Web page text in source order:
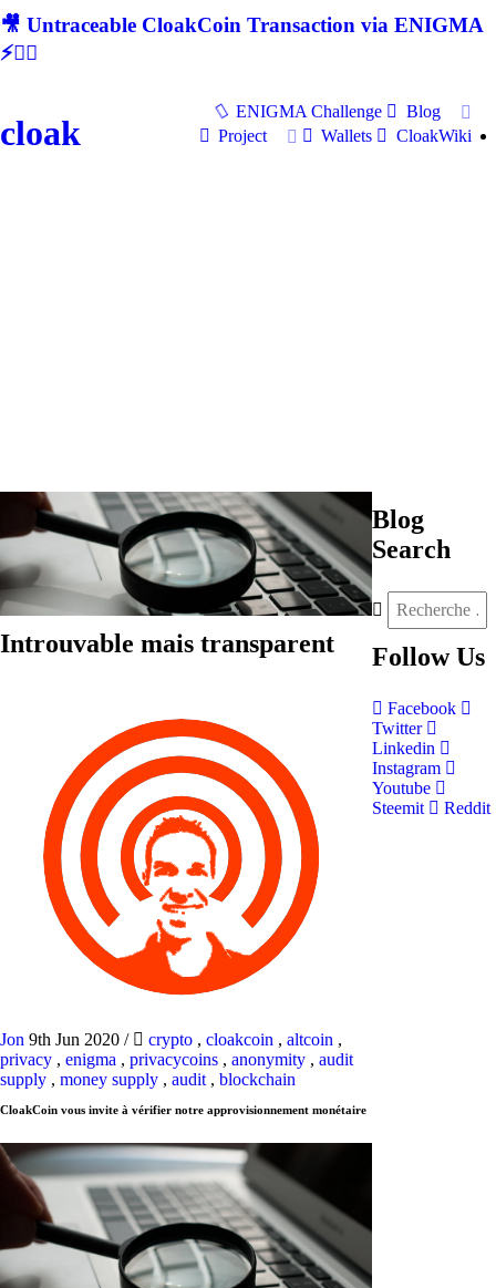
🎥 Untraceable CloakCoin Transaction via ENIGMA
⚡🕵‍♂
cloak
ENIGMA Challenge
Blog
Project
Wallets CloakWiki
Introuvable mais transparent
Jon 9th Jun 2020 / crypto , cloakcoin , altcoin ,
privacy , enigma , privacycoins , anonymity , audit
supply , money supply , audit , blockchain
CloakCoin vous invite à vérifier notre approvisionnement monétaire
Blog
Search
Follow Us
Facebook
Twitter
Linkedin
Instagram
Youtube
Steemit
Reddit